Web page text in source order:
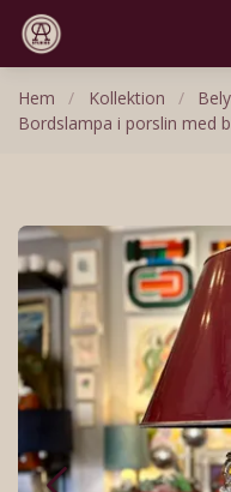
Hem / Kollektion /
Bordslampa i porslin med